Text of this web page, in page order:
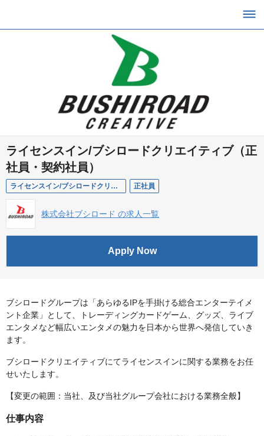
ライセンスイン/ブシロードクリエイティブ（正
社員・契約社員）
ライセンスイン/ブシロードクリエイティブ 正社員
株式会社ブシロード の求人一覧
Apply Now
ブシロードグループは「あらゆるIPを手掛ける総合エンターテイメ
ント企業」として、トレーディングカードゲーム、グッズ、ライブ
エンタメなど幅広いエンタメの魅力を日本から世界へ発信していき
ます。
ブシロードクリエイティブにてライセンスインに関する業務をお任
せいたします。
【変更の範囲：当社、及び当社グループ会社における業務全般】
仕事内容